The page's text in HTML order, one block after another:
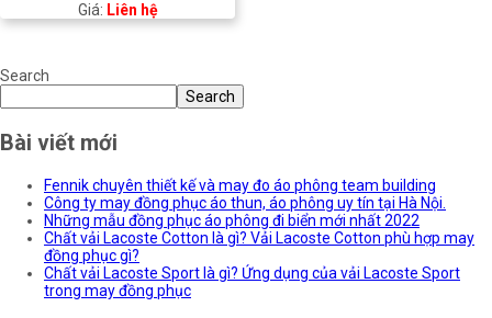
Giá: Liên hệ
Search
Search
Bài viết mới
Fennik chuyên thiết kế và may đo áo phông team building
Công ty may đồng phục áo thun, áo phông uy tín tại Hà Nội.
Những mẫu đồng phục áo phông đi biển mới nhất 2022
Chất vải Lacoste Cotton là gì? Vải Lacoste Cotton phù hợp may
đồng phục gì?
Chất vải Lacoste Sport là gì? Ứng dụng của vải Lacoste Sport
trong may đồng phục